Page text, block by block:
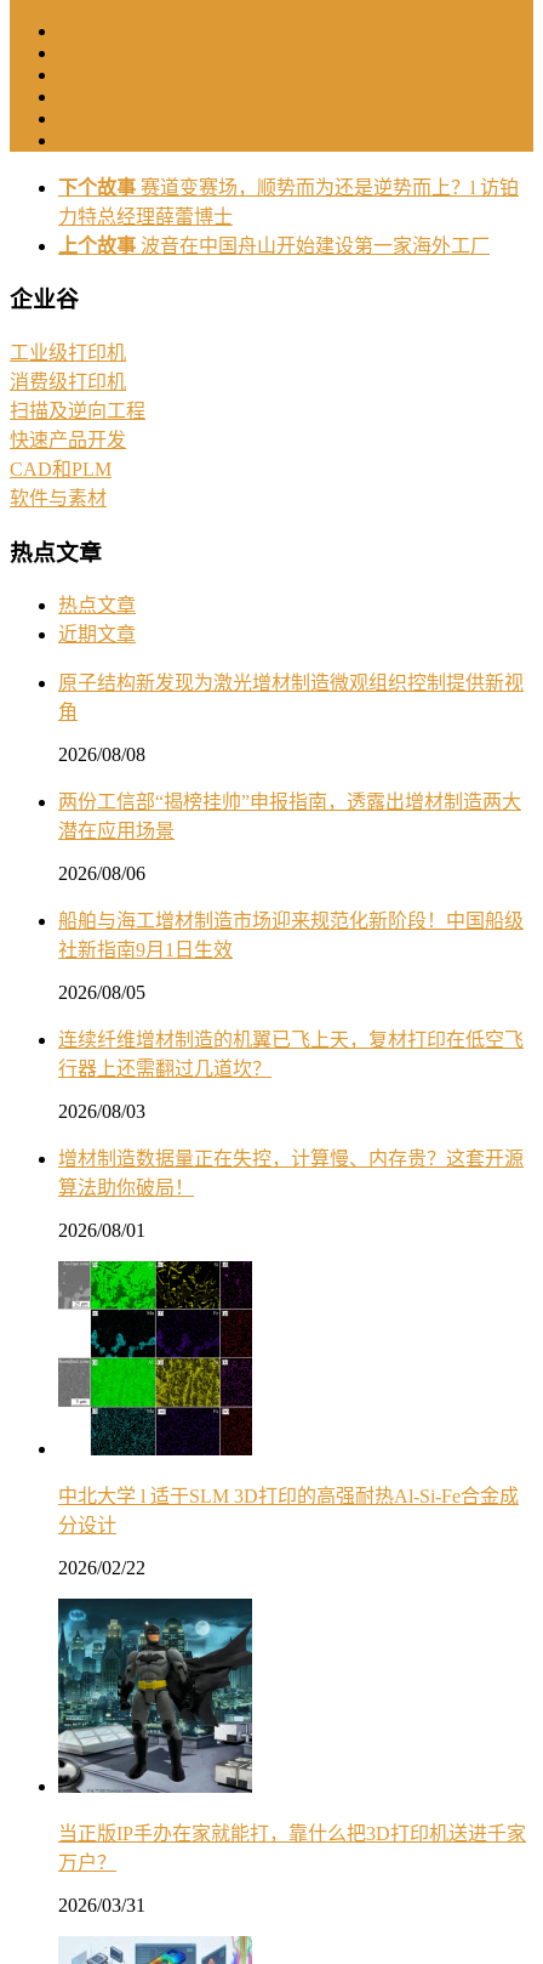
下个故事 赛道变赛场，顺势而为还是逆势而上？l 访铂
力特总经理薛蕾博士
上个故事 波音在中国舟山开始建设第一家海外工厂
企业谷
工业级打印机
消费级打印机
扫描及逆向工程
快速产品开发
CAD和PLM
软件与素材
热点文章
热点文章
近期文章
原子结构新发现为激光增材制造微观组织控制提供新视
角
2026/08/08
两份工信部“揭榜挂帅”申报指南，透露出增材制造两大
潜在应用场景
2026/08/06
船舶与海工增材制造市场迎来规范化新阶段！中国船级
社新指南9月1日生效
2026/08/05
连续纤维增材制造的机翼已飞上天，复材打印在低空飞
行器上还需翻过几道坎？
2026/08/03
增材制造数据量正在失控，计算慢、内存贵？这套开源
算法助你破局！
2026/08/01
中北大学 l 适于SLM 3D打印的高强耐热Al-Si-Fe合金成
分设计
2026/02/22
当正版IP手办在家就能打，靠什么把3D打印机送进千家
万户？
2026/03/31